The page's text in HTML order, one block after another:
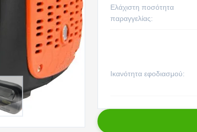
Ελάχιστη ποσότητα
παραγγελίας:
Ικανότητα εφοδιασμού: